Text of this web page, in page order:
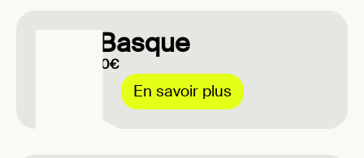
Pays Basque
Jusqu'à 250€
En savoir plus